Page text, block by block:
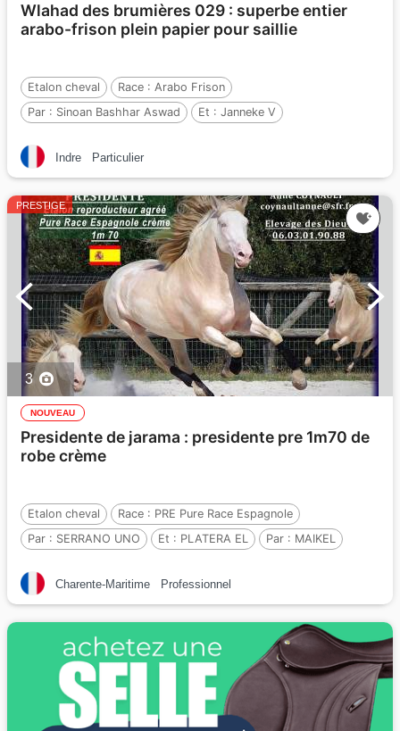
Wlahad des brumières 029 : superbe entier
arabo-frison plein papier pour saillie
Etalon cheval Race : Arabo Frison
Par : Sinoan Bashhar Aswad Et : Janneke V
Indre
Particulier
PRESTIGE
3
NOUVEAU
Presidente de jarama : presidente pre 1m70 de
robe crème
Etalon cheval Race : PRE Pure Race Espagnole
Par : SERRANO UNO Et : PLATERA EL Par : MAIKEL
Charente-Maritime Professionnel